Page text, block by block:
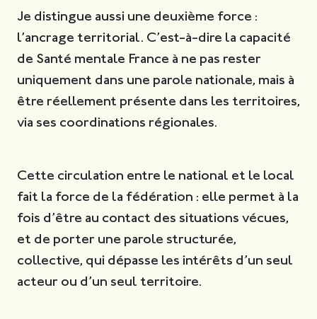
Je distingue aussi une deuxième force :
l’ancrage territorial. C’est-à-dire la capacité
de Santé mentale France à ne pas rester
uniquement dans une parole nationale, mais à
être réellement présente dans les territoires,
via ses coordinations régionales.
Cette circulation entre le national et le local
fait la force de la fédération : elle permet à la
fois d’être au contact des situations vécues,
et de porter une parole structurée,
collective, qui dépasse les intérêts d’un seul
acteur ou d’un seul territoire.